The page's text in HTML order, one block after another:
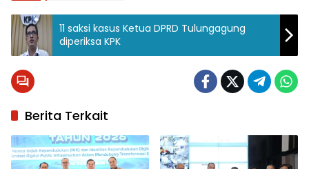
11 saksi kasus Ketua DPRD Tulungagung
diperiksa KPK
Berita Terkait